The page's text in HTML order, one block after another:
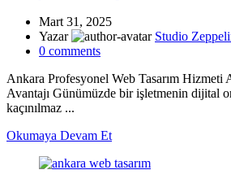
Mart 31, 2025
Yazar
Studio
0 comments
Ankara Profesyonel Web Tasarım Hizmeti
Avantajı Günümüzde bir işletmenin dijital
kaçınılmaz ...
Okumaya Devam Et